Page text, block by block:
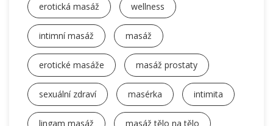
erotická masáž wellness
intimní masáž masáž
erotické masáže masáž prostaty
sexuální zdraví masérka intimita
lingam masáž masáž tělo na tělo